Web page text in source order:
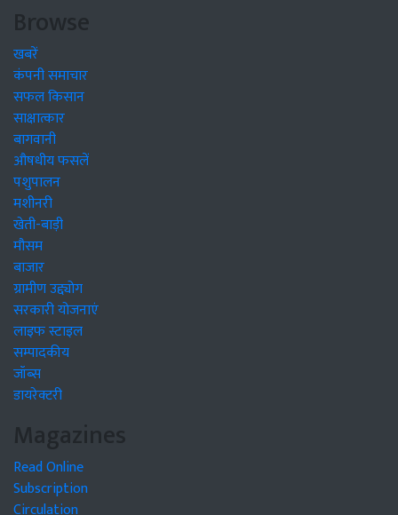
Browse
खबरें
कंपनी समाचार
सफल किसान
साक्षात्कार
बागवानी
औषधीय फसलें
पशुपालन
मशीनरी
खेती-बाड़ी
मौसम
बाजार
ग्रामीण उद्द्योग
सरकारी योजनाएं
लाइफ स्टाइल
सम्पादकीय
जॉब्स
डायरेक्टरी
Magazines
Read Online
Subscription
Circulation